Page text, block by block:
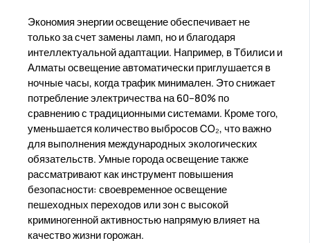
Экономия энергии освещение обеспечивает не
только за счет замены ламп, но и благодаря
интеллектуальной адаптации. Например, в Тбилиси и
Алматы освещение автоматически приглушается в
ночные часы, когда трафик минимален. Это снижает
потребление электричества на 60–80% по
сравнению с традиционными системами. Кроме того,
уменьшается количество выбросов CO₂, что важно
для выполнения международных экологических
обязательств. Умные города освещение также
рассматривают как инструмент повышения
безопасности: своевременное освещение
пешеходных переходов или зон с высокой
криминогенной активностью напрямую влияет на
качество жизни горожан.